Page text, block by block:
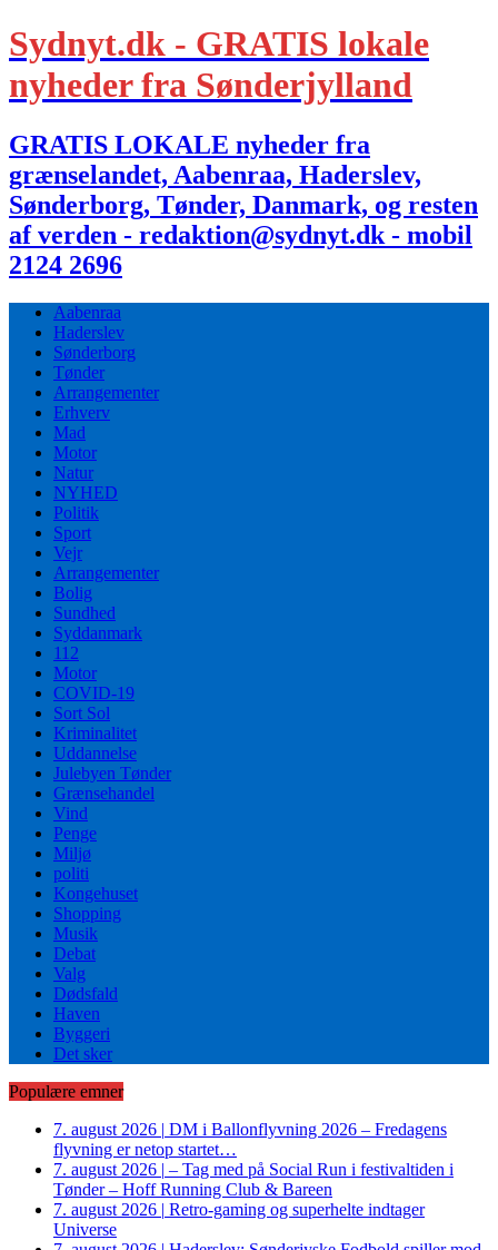
Sydnyt.dk - GRATIS lokale
nyheder fra Sønderjylland
GRATIS LOKALE nyheder fra
grænselandet, Aabenraa, Haderslev,
Sønderborg, Tønder, Danmark, og resten
af verden - redaktion@sydnyt.dk - mobil
2124 2696
Aabenraa
Haderslev
Sønderborg
Tønder
Arrangementer
Erhverv
Mad
Motor
Natur
NYHED
Politik
Sport
Vejr
Arrangementer
Bolig
Sundhed
Syddanmark
112
Motor
COVID-19
Sort Sol
Kriminalitet
Uddannelse
Julebyen Tønder
Grænsehandel
Vind
Penge
Miljø
politi
Kongehuset
Shopping
Musik
Debat
Valg
Dødsfald
Haven
Byggeri
Det sker
Populære emner
7. august 2026 | DM i Ballonflyvning 2026 – Fredagens
flyvning er netop startet…
7. august 2026 | – Tag med på Social Run i festivaltiden i
Tønder – Hoff Running Club & Bareen
7. august 2026 | Retro-gaming og superhelte indtager
Universe